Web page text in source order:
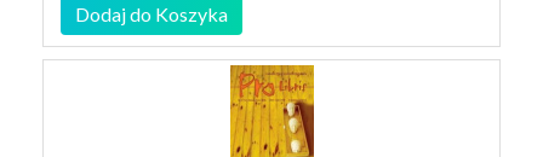
Dodaj do Koszyka